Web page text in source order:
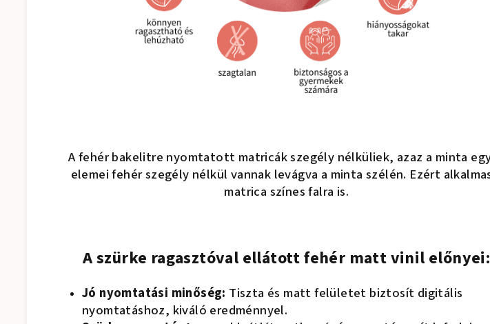
A fehér bakelitre nyomtatott matricák szegély nélküliek, azaz a minta
elemei fehér szegély nélkül vannak levágva a minta szélén. Ezért
matrica színes falra is.
A szürke ragasztóval ellátott fehér matt vinil előnyei:
Jó nyomtatási minőség: Tiszta és matt felületet biztosít digitális
nyomtatáshoz, kiváló eredménnyel.